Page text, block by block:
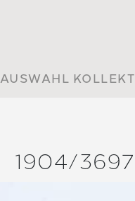
AUSWAHL
1904/3697